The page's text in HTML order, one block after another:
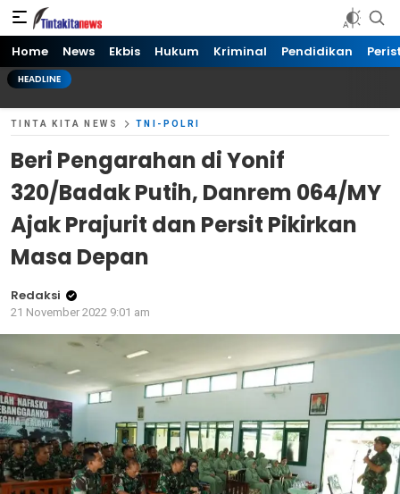
Tinta kita News
Informasi Terkini
Home News Ekbis Hukum Kriminal Pendidikan
HEADLINE
TINTA KITA NEWS TNI-POLRI
Beri Pengarahan di Yonif
320/Badak Putih, Danrem 064/MY
Ajak Prajurit dan Persit Pikirkan
Masa Depan
Redaksi
21 November 2022 9:01 am